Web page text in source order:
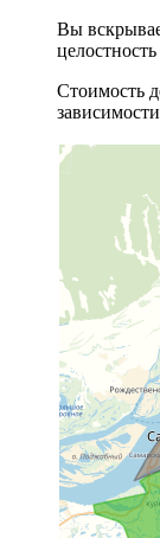
Вы
Стоимость